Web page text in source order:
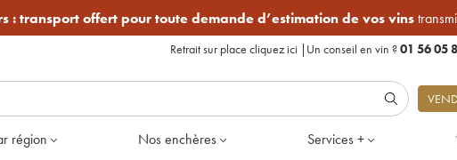
:transport offert pour toute demande d’estimation de vos vins
Retrait sur place cliquez ici | Un conseil en vin ?01 56 05
région Nos enchères Services +